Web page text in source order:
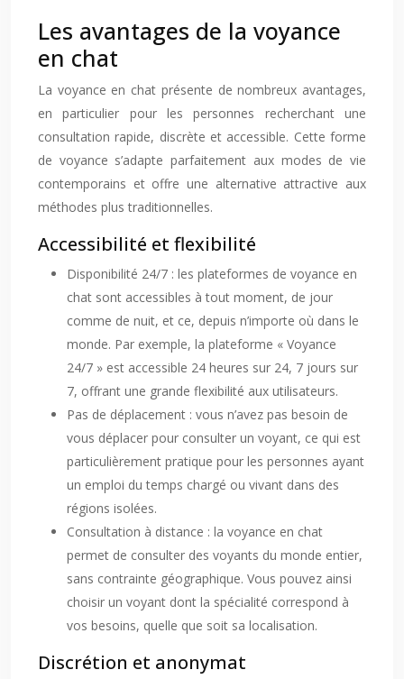
Les avantages de la voyance
en chat
La voyance en chat présente de nombreux avantages,
en particulier pour les personnes recherchant une
consultation rapide, discrète et accessible. Cette forme
de voyance s’adapte parfaitement aux modes de vie
contemporains et offre une alternative attractive aux
méthodes plus traditionnelles.
Accessibilité et flexibilité
Disponibilité 24/7 : les plateformes de voyance en
chat sont accessibles à tout moment, de jour
comme de nuit, et ce, depuis n’importe où dans le
monde. Par exemple, la plateforme « Voyance
24/7 » est accessible 24 heures sur 24, 7 jours sur
7, offrant une grande flexibilité aux utilisateurs.
Pas de déplacement : vous n’avez pas besoin de
vous déplacer pour consulter un voyant, ce qui est
particulièrement pratique pour les personnes ayant
un emploi du temps chargé ou vivant dans des
régions isolées.
Consultation à distance : la voyance en chat
permet de consulter des voyants du monde entier,
sans contrainte géographique. Vous pouvez ainsi
choisir un voyant dont la spécialité correspond à
vos besoins, quelle que soit sa localisation.
Discrétion et anonymat